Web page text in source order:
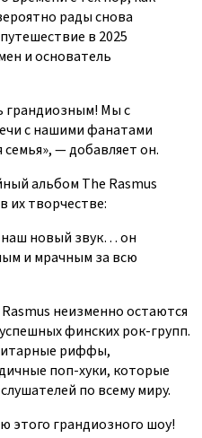
рады снова
в 2025
и основатель
грандиозным! Мы с
с нашими фанатами
— добавляет он.
альбом The Rasmus
их творчестве:
новый звук… он
и мрачным за всю
неизменно остаются
финских рок-групп.
риффы,
поп-хуки, которые
по всему миру.
этого грандиозного шоу!